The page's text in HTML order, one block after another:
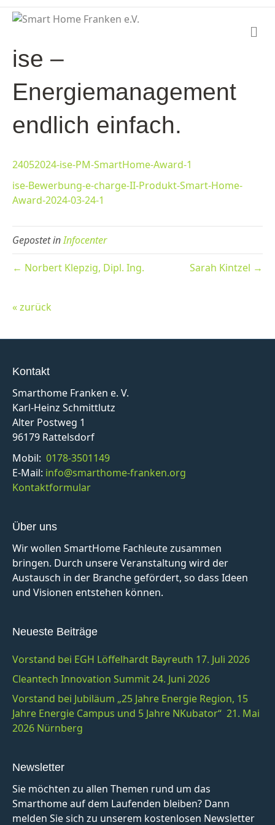
ise –
Energiemanagement
endlich einfach.
24052024-ise-PM-SmartHome-Award-1
ise-Bewerbung-e-charge-II-Produkt-Smart-Home-
Award-2024-03-24-1
Gepostet inInfocenter
← Norbert Klepzig, Dipl. Ing. Sarah Kintzel →
« zurück
Kontakt
Smarthome Franken e. V.
Karl-Heinz Schmittlutz
Alter Postweg 1
96179 Rattelsdorf
Mobil: 0178-3501149
E-Mail: info@smarthome-franken.org
Kontaktformular
Über uns
Wir wollen SmartHome Fachleute zusammen
bringen. Durch unsere Veranstaltung wird der
Austausch in der Branche gefördert, so dass Ideen
und Visionen entstehen können.
Neueste Beiträge
Vorstand bei EGH Löffelhardt Bayreuth 17. Juli 2026
Cleantech Innovation Summit 24. Juni 2026
Vorstand bei Jubiläum „25 Jahre Energie Region, 15
Jahre Energie Campus und 5 Jahre NKubator“ 21. Mai
2026 Nürnberg
Newsletter
Sie möchten zu allen Themen rund um das
Smarthome auf dem Laufenden bleiben? Dann
melden Sie sich zu unserem kostenlosen Newsletter